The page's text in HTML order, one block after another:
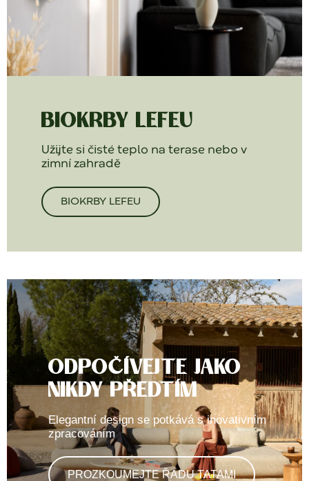
BIOKRBY LEFEU
Užijte si čisté teplo na terase nebo v
zimní zahradě
BIOKRBY LEFEU
ODPOČÍVEJTE JAKO
NIKDY PŘEDTÍM
Elegantní design se potkává s inovativním
zpracováním
PROZKOUMEJTE ŘADU TATAMI